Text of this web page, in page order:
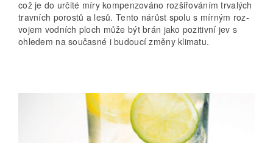
což je do určité míry kompenzováno rozšiřováním trvalých
travních porostů a lesů. Tento nárůst spolu s mírným roz-
vojem vodních ploch může být brán jako pozitivní jev s
ohledem na současné i budoucí změny klimatu.